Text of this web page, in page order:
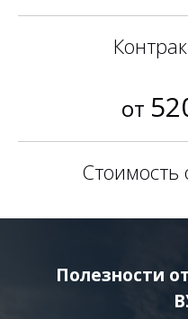
от
Стоимость
Полезности